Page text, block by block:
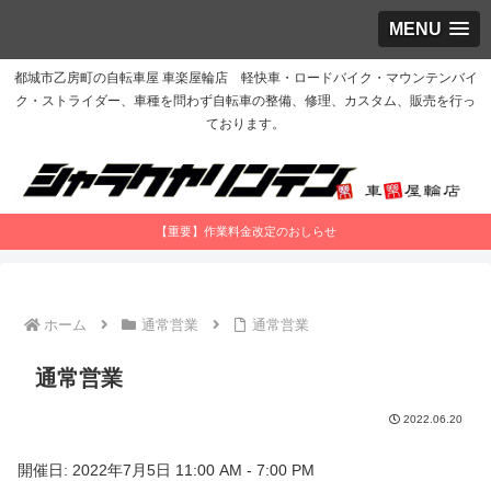
MENU
都城市乙房町の自転車屋 車楽屋輪店 軽快車・ロードバイク・マウンテンバイ
ク・ストライダー、車種を問わず自転車の整備、修理、カスタム、販売を行っ
ております。
【重要】作業料金改定のおしらせ
ホーム 通常営業 通常営業
通常営業
2022.06.20
開催日: 2022年7月5日 11:00 AM - 7:00 PM